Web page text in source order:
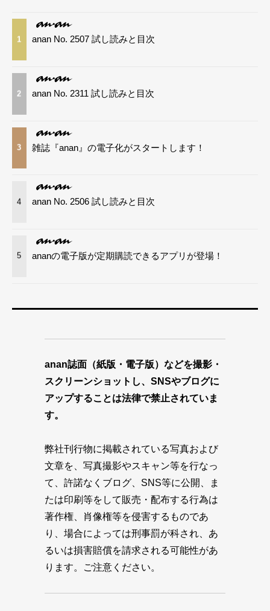
1 anan No. 2507 試し読みと目次
2 anan No. 2311 試し読みと目次
3 雑誌『anan』の電子化がスタートします！
4 anan No. 2506 試し読みと目次
5 ananの電子版が定期購読できるアプリが登場！
anan誌面（紙版・電子版）などを撮影・
スクリーンショットし、SNSやブログに
アップすることは法律で禁止されていま
す。
弊社刊行物に掲載されている写真および
文章を、写真撮影やスキャン等を行なっ
て、許諾なくブログ、SNS等に公開、ま
たは印刷等をして販売・配布する行為は
著作権、肖像権等を侵害するものであ
り、場合によっては刑事罰が科され、あ
るいは損害賠償を請求される可能性があ
ります。ご注意ください。